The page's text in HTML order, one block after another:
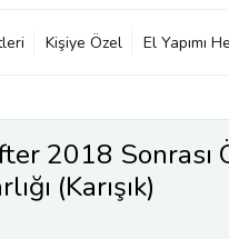
Kişiye Özel El Yapımı
2018 Sonrası
(Karışık)